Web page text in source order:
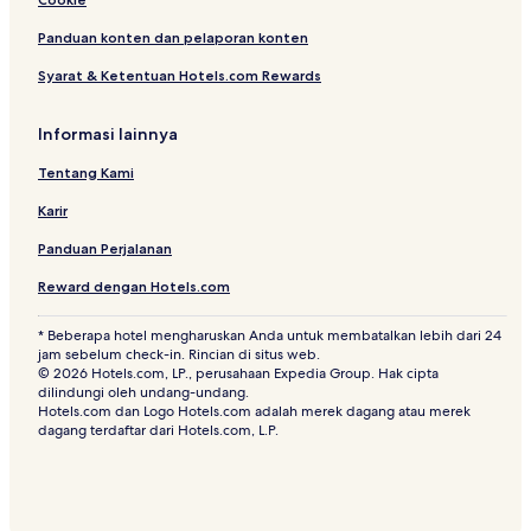
Hotel di Sunset Road
Hotel dekat Garlic Lane
Hotel Bintang 2 di Seminyak
Hotel dengan Kolam Renang di Seminyak
Hotel Butik dekat Pantai Seminyak
Hotel di Denpasar
Resor & Hotel dengan Spa di Legian
Hotel di Drupadi
B&B di Seminyak
Hotel dekat Sunset Point Shopping Centre
Hotel di Imam Bonjol
Panduan konten dan pelaporan konten
Syarat & Ketentuan Hotels.com Rewards
Informasi lainnya
Tentang Kami
Karir
Panduan Perjalanan
Reward dengan Hotels.com
* Beberapa hotel mengharuskan Anda untuk membatalkan lebih dari 24
jam sebelum check-in. Rincian di situs web.
© 2026 Hotels.com, LP., perusahaan Expedia Group. Hak cipta
dilindungi oleh undang-undang.
Hotels.com dan Logo Hotels.com adalah merek dagang atau merek
dagang terdaftar dari Hotels.com, L.P.